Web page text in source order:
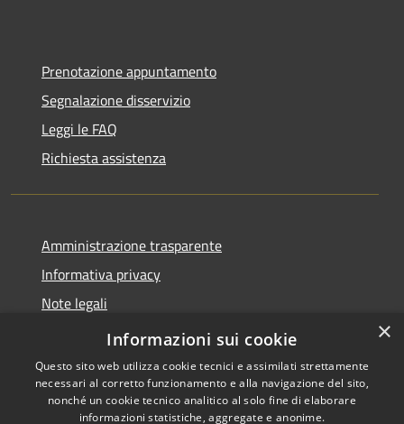
Prenotazione appuntamento
Segnalazione disservizio
Leggi le FAQ
Richiesta assistenza
Amministrazione trasparente
Informativa privacy
Note legali
Dichiarazione di accessibilità
×
Informazioni sui cookie
Questo sito web utilizza cookie tecnici e assimilati strettamente
necessari al corretto funzionamento e alla navigazione del sito,
nonché un cookie tecnico analitico al solo fine di elaborare
informazioni statistiche, aggregate e anonime.